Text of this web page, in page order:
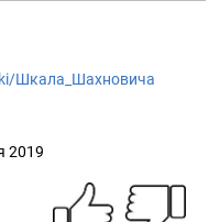
Шкала_Шахновича
2019